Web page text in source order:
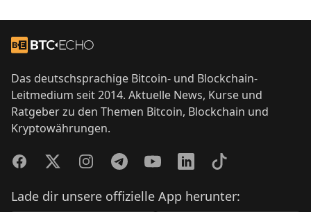
Zur Startseite
Das deutschsprachige Bitcoin- und Blockchain-
Leitmedium seit 2014. Aktuelle News, Kurse und
Ratgeber zu den Themen Bitcoin, Blockchain und
Kryptowährungen.
FacebookTwitterInstagramTelegramYouTubeLinkedInTikTok
Lade dir unsere offizielle App herunter: